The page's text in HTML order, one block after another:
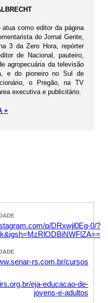
atua como editor da página
do Jornal Gente,
3 da Zero Hora, repórter
de Nacional, pauteiro,
agropecuária da televisão
e do pioneiro no Sul de
o Pregão, na TV
executiva e publicitário.
+